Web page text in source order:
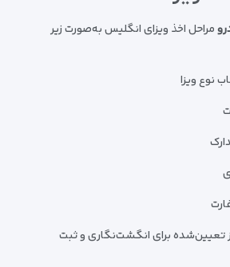
مراحل اخذ ویزای انگلیس به‌صورت زیر
نوع ویزا
تعیین‌شده برای انگشت‌نگاری و ثبت